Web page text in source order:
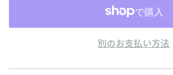
別のお支払い方法